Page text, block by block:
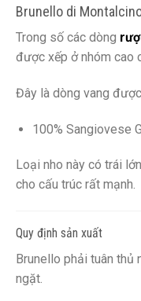
Brunello di
Trong số các dòng
được xếp ở nhóm cao
Đây là dòng vang
100% Sangiovese
Loại nho này có trái
cho cấu trúc rất mạnh.
Quy định sản xuất
Brunello phải tuân thủ
ngặt.